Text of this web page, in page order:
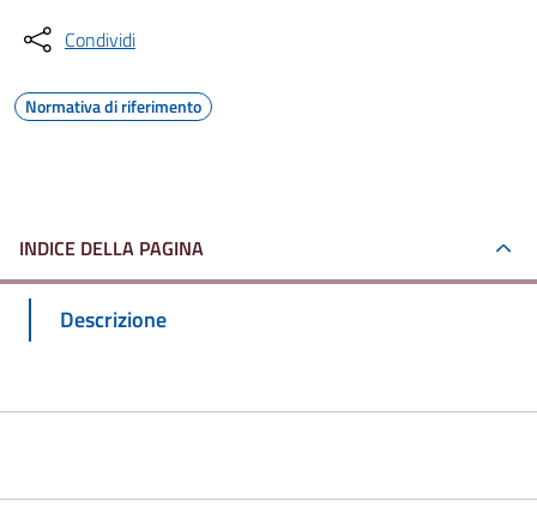
Condividi
Normativa di riferimento
INDICE DELLA PAGINA
Descrizione